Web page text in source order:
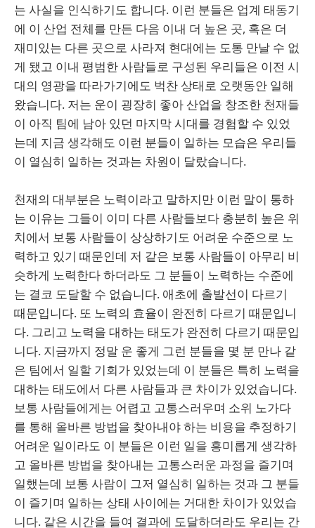
는 사실을 인식하기도 합니다. 이런 분들은 업계 태동기
에 이 산업 전체를 만든 다음 이내 더 높은 곳, 혹은 더
재미있는 다른 곳으로 사라져 현대에는 도통 만날 수 없
게 됐고 이내 평범한 사람들로 구성된 우리들은 이전 시
대의 영광을 따라가기에도 벅찬 상태로 오랫동안 일해
왔습니다. 저는 운이 굉장히 좋아 산업을 창조한 천재들
이 아직 팀에 남아 있던 마지막 시대를 경험할 수 있었
는데 지금 생각해도 이런 분들이 일하는 모습은 우리들
이 열심히 일하는 것과는 차원이 달랐습니다.
천재의 대부분은 노력이라고 말하지만 이런 말이 통하
는 이유는 그들이 이미 다른 사람들보다 충분히 높은 위
치에서 보통 사람들이 상상하기도 어려운 수준으로 노
력하고 있기 때문인데 저 같은 보통 사람들이 아무리 비
슷하게 노력한다 하더라도 그 분들이 노력하는 수준에
는 결코 도달할 수 없습니다. 애초에 출발선이 다르기
때문입니다. 또 노력의 효율이 완전히 다르기 때문입니
다. 그리고 노력을 대하는 태도가 완전히 다르기 때문입
니다. 지금까지 정말 운 좋게 그런 분들을 몇 분 만나 같
은 팀에서 일할 기회가 있었는데 이 분들은 특히 노력을
대하는 태도에서 다른 사람들과 큰 차이가 있었습니다.
보통 사람들에게는 어렵고 고통스러우며 소위 노가다
를 통해 올바른 방법을 찾아내야 하는 비용을 추정하기
어려운 일이라도 이 분들은 이런 일을 흥미롭게 생각하
고 올바른 방법을 찾아내는 고통스러운 과정을 즐기며
일했는데 보통 사람이 그저 열심히 일하는 것과 그 분들
이 즐기며 일하는 상태 사이에는 거대한 차이가 있었습
니다. 같은 시간을 들여 결과에 도달하더라도 우리는 간